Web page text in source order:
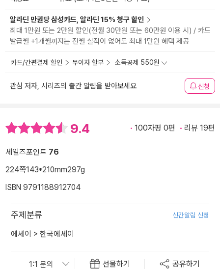
알라딘 만권당 삼성카드, 알라딘 15% 청구 할인
최대 1만원 또는 2만원 할인(전월 30만원 또는 60만원 이용 시) / 카드
발급월 +1개월까지는 전월 실적이 없어도 최대 1만원 혜택 제공
카드/간편결제 할인 무이자 할부 소득공제 550원
관심 저자, 시리즈의 출간 알림을 받아보세요 신청
9.4 100자평 0편 리뷰 19편
세일즈포인트 76
224쪽143*210mm297g
ISBN 9791188912704
주제분류 신간알림 신청
에세이 > 한국에세이
선물하기 공유하기